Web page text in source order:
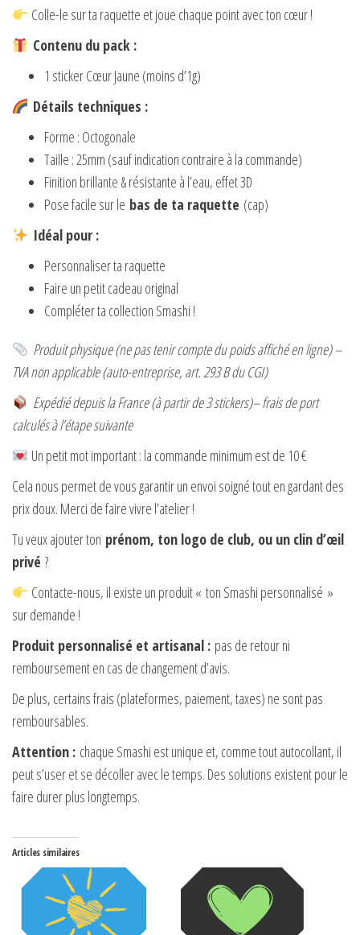
Colle-le sur ta raquette et joue chaque point avec ton cœur !
Contenu du pack :
1 sticker Cœur Jaune (moins d’1g)
Détails techniques :
Forme : Octogonale
Taille : 25mm (sauf indication contraire à la commande)
Finition brillante & résistante à l’eau, effet 3D
Pose facile sur le bas de ta raquette (cap)
Idéal pour :
Personnaliser ta raquette
Faire un petit cadeau original
Compléter ta collection Smashi !
Produit physique (ne pas tenir compte du poids affiché en ligne) –
TVA non applicable (auto-entreprise, art. 293 B du CGI)
Expédié depuis la France (à partir de 3 stickers)– frais de port
calculés à l’étape suivante
Un petit mot important : la commande minimum est de 10 €
Cela nous permet de vous garantir un envoi soigné tout en gardant des
prix doux. Merci de faire vivre l’atelier !
Tu veux ajouter ton prénom, ton logo de club, ou un clin d’œil
privé ?
Contacte-nous, il existe un produit « ton Smashi personnalisé »
sur demande !
Produit personnalisé et artisanal : pas de retour ni
remboursement en cas de changement d’avis.
De plus, certains frais (plateformes, paiement, taxes) ne sont pas
remboursables.
Attention : chaque Smashi est unique et, comme tout autocollant, il
peut s’user et se décoller avec le temps. Des solutions existent pour le
faire durer plus longtemps.
Articles similaires